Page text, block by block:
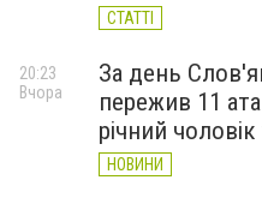
СТАТТІ
За день
пережив 11
річний чоловік
НОВИНИ
20:23
Вчора